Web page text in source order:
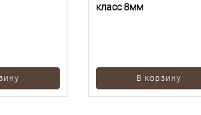
класс 8мм
В корзину